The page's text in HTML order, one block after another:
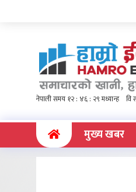
(current)मुख्य खबर